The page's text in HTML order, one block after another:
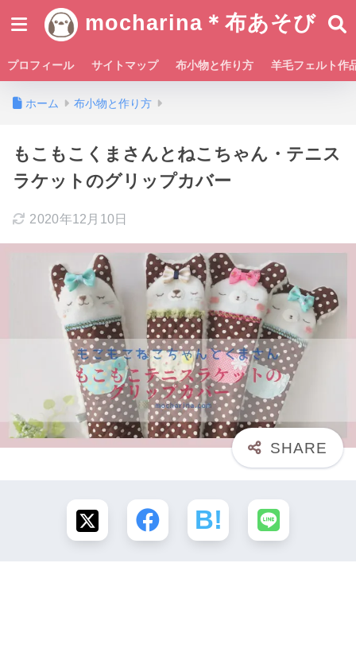
mocharina＊布あそび
プロフィール サイトマップ 布小物と作り方 羊毛フェルト作
ホーム 布小物と作り方
もこもこくまさんとねこちゃん・テニス
ラケットのグリップカバー
2020年12月10日